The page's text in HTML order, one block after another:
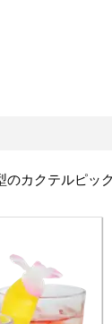
カクテルピック